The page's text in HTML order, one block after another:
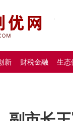
新 财税金融 生态